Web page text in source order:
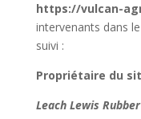
https://vulcan-
intervenants dans
suivi :
Propriétaire du
Leach Lewis